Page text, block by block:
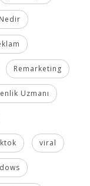
Remarketing
Uzmanı
viral